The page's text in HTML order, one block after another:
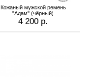
Кожаный мужской ремень
"Адам" (чёрный)
4 200 р.